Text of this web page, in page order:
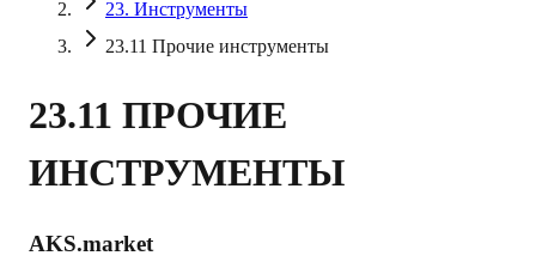
23. Инструменты
23.11 Прочие инструменты
23.11 ПРОЧИЕ
ИНСТРУМЕНТЫ
AKS.market